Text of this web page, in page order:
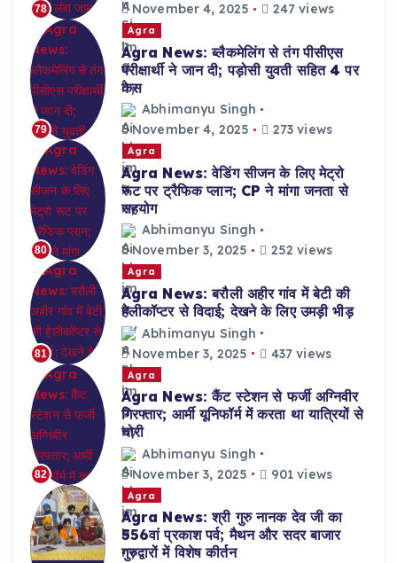
78
November 4, 2025
247 views
79
Agra
Agra News: ब्लैकमेलिंग से तंग पीसीएस
परीक्षार्थी ने जान दी; पड़ोसी युवती सहित 4 पर
केस
Abhimanyu Singh
November 4, 2025
273 views
80
Agra
Agra News: वेडिंग सीजन के लिए मेट्रो
रूट पर ट्रैफिक प्लान; CP ने मांगा जनता से
सहयोग
Abhimanyu Singh
November 3, 2025
252 views
81
Agra
Agra News: बरौली अहीर गांव में बेटी की
हेलीकॉप्टर से विदाई; देखने के लिए उमड़ी भीड़
Abhimanyu Singh
November 3, 2025
437 views
82
Agra
Agra News: कैंट स्टेशन से फर्जी अग्निवीर
गिरफ्तार; आर्मी यूनिफॉर्म में करता था यात्रियों से
चोरी
Abhimanyu Singh
November 3, 2025
901 views
Agra
Agra News: श्री गुरु नानक देव जी का
556वां प्रकाश पर्व; मैथन और सदर बाजार
गुरुद्वारों में विशेष कीर्तन